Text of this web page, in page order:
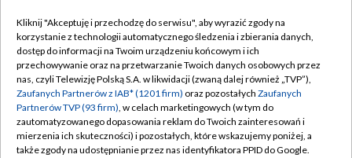
TVP
Abonament TVP
Emisja w TVP
Centrum informacji TVP
Naziemna Telewizja Cyfrowa
Regulamin TVP
Polityka prywatności
Moje zgody
Pomoc
Kliknij "Akceptuję i przechodzę do serwisu", aby wyrazić zgody na
korzystanie z technologii automatycznego śledzenia i zbierania danych,
dostęp do informacji na Twoim urządzeniu końcowym i ich
przechowywanie oraz na przetwarzanie Twoich danych osobowych przez
nas, czyli Telewizję Polską S.A. w likwidacji (zwaną dalej również „TVP”),
Zaufanych Partnerów z IAB* (1201 firm) oraz pozostałych Zaufanych
Partnerów TVP (93 firm), w celach marketingowych (w tym do
zautomatyzowanego dopasowania reklam do Twoich zainteresowań i
mierzenia ich skuteczności) i pozostałych, które wskazujemy poniżej, a
także zgody na udostępnianie przez nas identyfikatora PPID do Google.